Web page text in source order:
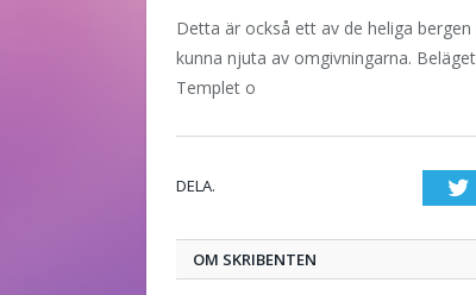
Detta är också ett av de heliga
kunna njuta av omgivningarna.
Templet o
DELA.
OM SKRIBENTEN